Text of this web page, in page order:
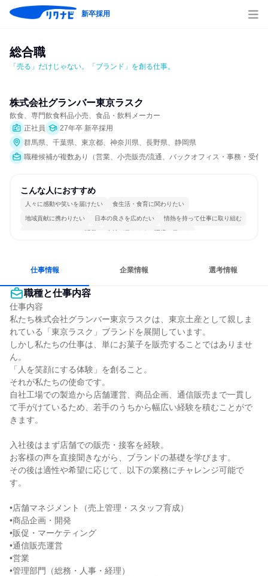
新卒採用
総合職
「売る」だけじゃない。「ブランド」を創る仕事。
株式会社グランバー東京ラスク
飲食、専門飲食料品小売、食品・飲料メーカー
正社員
27年卒 新卒採用
群馬県、千葉県、東京都、神奈川県、長野県、静岡県
職種候補が複数あり（営業、小売販売/流通、バックオフィス・事務・受付
こんな人におすすめ
人々に感動や笑いを届けたい 食生活・食育に関わりたい
地域貢献に携わりたい 日本の良さを広めたい 情熱を持って仕事に取り組む
コミュニケーションが活発 女性が働きやすい環境で働ける
仕事情報 企業情報 選考情報
職種と仕事内容
仕事内容
私たち株式会社グランバー東京ラスクは、東京土産として親しま
れている「東京ラスク」ブランドを展開しています。
しかし私たちの仕事は、単にお菓子を販売することではありませ
ん。
「人を笑顔にする体験」を創ること。
それが私たちの使命です。
自社工場での製造から店舗運営、商品企画、通信販売まで一貫し
て手がけているため、若手のうちから幅広い経験を積むことがで
きます。
入社後はまず店舗での販売・接客を経験。
お客様の声を直接聞きながら、ブランドの基礎を学びます。
その後は適性や希望に応じて、以下の業務にチャレンジ可能で
す。
•店舗マネジメント（売上管理・スタッフ育成）
•商品企画・開発
•販促・マーケティング
•通信販売運営
•営業
•管理部門（総務・人事・経理）